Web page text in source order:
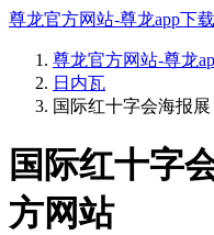
尊龙官方网站-尊龙app下
尊龙官方网站-尊龙
日内瓦
国际红十字会海报展
国际红十字
方网站